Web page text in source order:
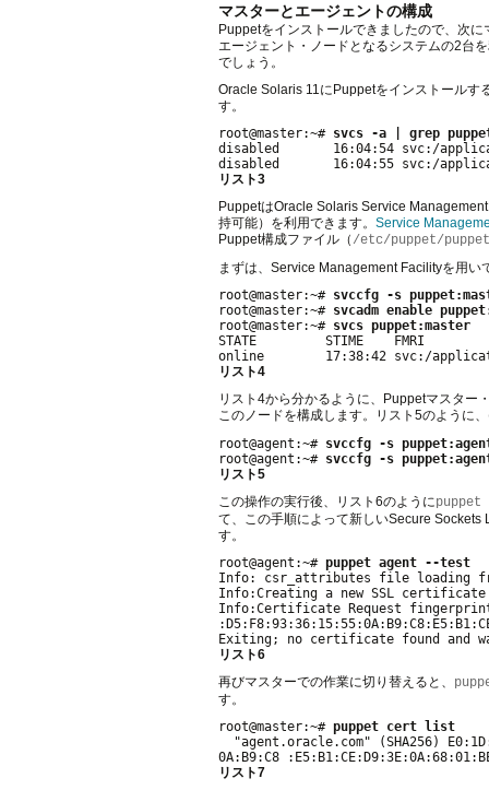
マスターとエージェントの構成
Puppetをインストールできましたので、次
エージェント・ノードとなるシステムの2台
でしょう。
Oracle Solaris 11にPuppetをインストールす
す。
root@master:~# svcs -a | grep
disabled       16:04:54 svc:/
リスト3
PuppetはOracle Solaris Service
持可能）を利用できます。 Service
Puppet構成ファイル（ /etc/puppet/
まずは、Service Management Facilityを用
root@master:~# svccfg -s
root@master:~# svcadm enable
root@master:~# svcs puppet:master
STATE         STIME    FMRI
リスト4
リスト4から分かるように、Puppetマスター
このノードを構成します。リスト5のように、
root@agent:~# svccfg -s
root@agent:~# svccfg -s
リスト5
この操作の実行後、リスト6のようにpuppet
て、この手順によって新しいSecure
す。
root@agent:~# puppet agent --test
Info: csr_attributes file loading
Info:Creating a new SSL
Info:Certificate Request fingerprint
リスト6
再びマスターでの作業に切り替えると、
す。
root@master:~# puppet cert list
"agent.oracle.com" (SHA256)
リスト7